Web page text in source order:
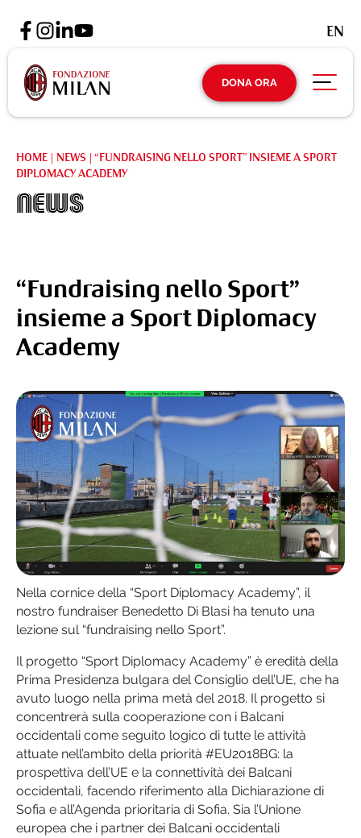
DONA ORA
EN
HOME | NEWS | “FUNDRAISING NELLO SPORT” INSIEME A SPORT
DIPLOMACY ACADEMY
News
“Fundraising nello Sport”
insieme a Sport Diplomacy
Academy
Nella cornice della “Sport Diplomacy Academy”, il
nostro fundraiser Benedetto Di Blasi ha tenuto una
lezione sul “fundraising nello Sport”.
Il progetto “Sport Diplomacy Academy” è eredità della
Prima Presidenza bulgara del Consiglio dell’UE, che ha
avuto luogo nella prima metà del 2018. Il progetto si
concentrerà sulla cooperazione con i Balcani
occidentali come seguito logico di tutte le attività
attuate nell’ambito della priorità #EU2018BG: la
prospettiva dell’UE e la connettività dei Balcani
occidentali, facendo riferimento alla Dichiarazione di
Sofia e all’Agenda prioritaria di Sofia. Sia l’Unione
europea che i partner dei Balcani occidentali